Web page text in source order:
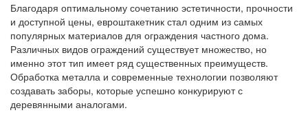
Благодаря оптимальному сочетанию эстетичности, прочности
и доступной цены, евроштакетник стал одним из самых
популярных материалов для ограждения частного дома.
Различных видов ограждений существует множество, но
именно этот тип имеет ряд существенных преимуществ.
Обработка металла и современные технологии позволяют
создавать заборы, которые успешно конкурируют с
деревянными аналогами.